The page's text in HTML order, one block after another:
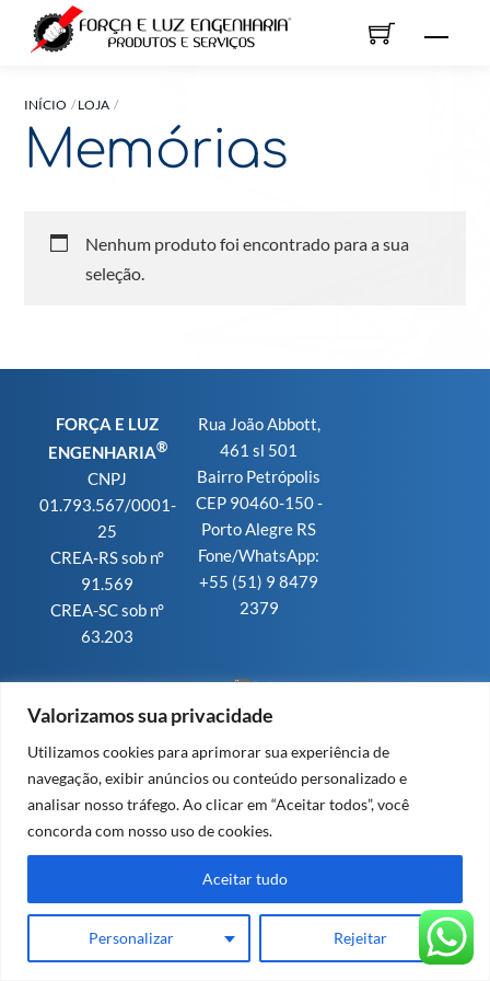
Valorizamos sua privacidade
Utilizamos cookies para aprimorar sua experiência de
navegação, exibir anúncios ou conteúdo personalizado e
analisar nosso tráfego. Ao clicar em “Aceitar todos”, você
concorda com nosso uso de cookies.
Personalizar Rejeitar
Aceitar tudo
INÍCIO LOJA
Memórias
Nenhum produto foi encontrado para a sua
seleção.
FORÇA E LUZ
ENGENHARIA®
CNPJ
01.793.567/0001-
25
CREA-RS sob n°
91.569
CREA-SC sob n°
63.203
Rua João Abbott,
461 sl 501
Bairro Petrópolis
CEP 90460-150 -
Porto Alegre RS
Fone/WhatsApp:
+55 (51) 9 8479
2379